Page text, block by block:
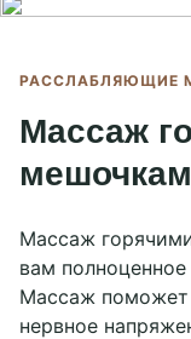
Спа для
Спа для
Спа
О салоне
О салоне
Отзывы
Мастера
+7 4852 60-
РАССЛАБЛЯЮЩИЕ
Массаж
Массаж
вам
Массаж поможет
нервное